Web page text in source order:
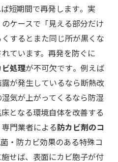
短期間で再発します​。実
ケースで「見える部分だけ
するとまた同じ所が黒くな
ています。再発を防ぐに
処理が不可欠です​。例えば
が発生しているなら断熱改
気が上がってくるなら防湿
となる環境自体を改善する
門業者による防カビ剤のコ
・防カビ効果のある特殊コ
せば、表面にカビ胞子が付